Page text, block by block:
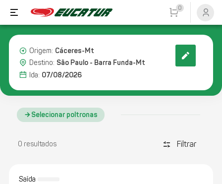
0
Origem: Cáceres-Mt
Destino: São Paulo - Barra Funda-Mt
Ida: 07/08/2026
Selecionar poltronas
0 resultados discover_tune Filtrar
Saída